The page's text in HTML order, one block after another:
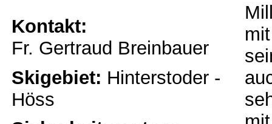
Kontakt:
Fr. Gertraud Breinbauer
Skigebiet: Hinterstoder -
Höss